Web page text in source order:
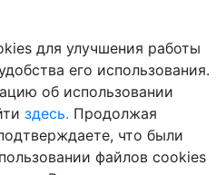
для улучшения работы
его использования.
об использовании
здесь. Продолжая
что были
файлов cookies